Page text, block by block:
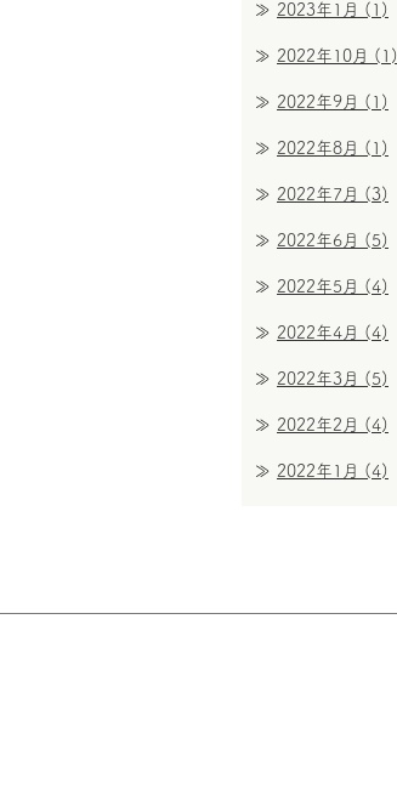
2023年1月 (1)
2022年10月 (1)
2022年9月 (1)
2022年8月 (1)
2022年7月 (3)
2022年6月 (5)
2022年5月 (4)
2022年4月 (4)
2022年3月 (5)
2022年2月 (4)
2022年1月 (4)